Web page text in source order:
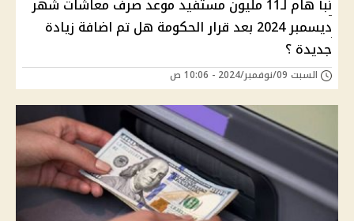
نبأ هام لـ11 مليون مستفيد موعد صرف معاشات شهر
ديسمبر 2024 بعد قرار الحكومة هل تم اضافة زيادة
جديدة ؟
السبت 09/نوفمبر/2024 - 10:06 ص